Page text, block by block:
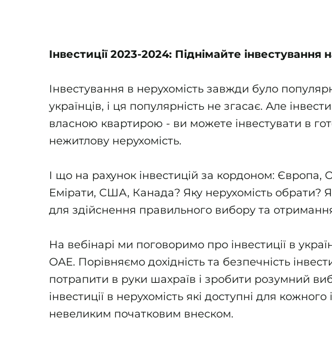
Інвестиції 2023-2024: Піднімайте інвестування
Інвестування в нерухомість завжди було
українців, і ця популярність не згасає. Але
власною квартирою - ви можете інвестувати в
нежитлову нерухомість.
І що на рахунок інвестицій за кордоном: Європа,
Емірати, США, Канада? Яку нерухомість обрати?
для здійснення правильного вибору та
На вебінарі ми поговоримо про інвестиції в
ОАЕ. Порівняємо дохідність та безпечність
потрапити в руки шахраїв і зробити розумний
інвестиції в нерухомість які доступні для кожного
невеликим початковим внеском.